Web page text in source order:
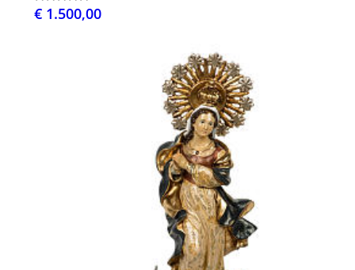
€ 1.500,00